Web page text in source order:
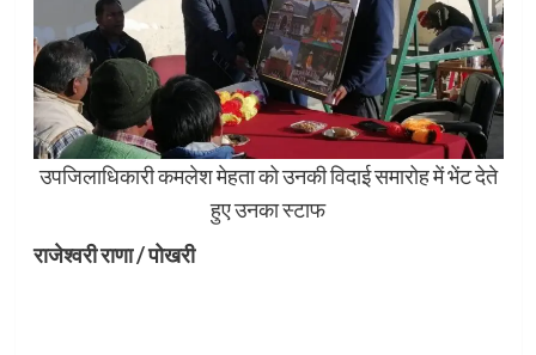
उपजिलाधिकारी कमलेश मेहता को उनकी विदाई समारोह में भेंट देते
हुए उनका स्टाफ
राजेश्वरी राणा / पोखरी